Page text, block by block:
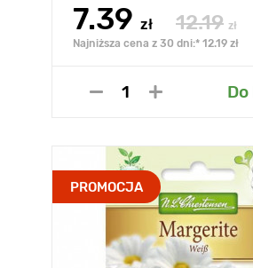
7.39 zł 12.19 zł
Najniższa cena z 30 dni:* 12.19 zł
PROMOCJA